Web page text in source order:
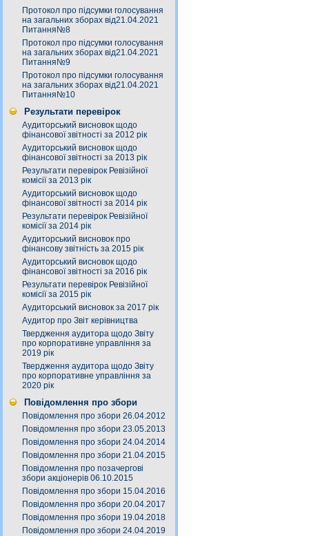
Протокол про підсумки голосування
на загальних зборах від21.04.2021
Питання№8
Протокол про підсумки голосування
на загальних зборах від21.04.2021
Питання№9
Протокол про підсумки голосування
на загальних зборах від21.04.2021
Питання№10
Результати перевірок
Аудиторський висновок щодо
фінансової звітності за 2012 рік
Аудиторський висновок щодо
фінансової звітності за 2013 рік
Результати перевірок Ревізійної
комісії за 2013 рік
Аудиторський висновок щодо
фінансової звітності за 2014 рік
Результати перевірок Ревізійної
комісії за 2014 рік
Аудиторський висновок про
фінансову звітність за 2015 рік
Аудиторський висновок щодо
фінансової звітності за 2016 рік
Результати перевірок Ревізійної
комісії за 2015 рік
Аудиторський висновок за 2017 рік
Аудитор про Звіт керівництва
Твердження аудитора щодо Звіту
про корпоративне управління за
2019 рік
Твердження аудитора щодо Звіту
про корпоративне управління за
2020 рік
Повідомлення про збори
Повідомлення про збори 26.04.2012
Повідомлення про збори 23.05.2013
Повідомлення про збори 24.04.2014
Повідомлення про збори 21.04.2015
Повідомлення про позачергові
збори акціонерів 06.10.2015
Повідомлення про збори 15.04.2016
Повідомлення про збори 20.04.2017
Повідомлення про збори 19.04.2018
Повідомлення про збори 24.04.2019